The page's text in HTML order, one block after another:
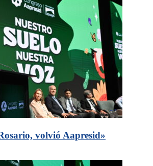
volvió Aapresid»